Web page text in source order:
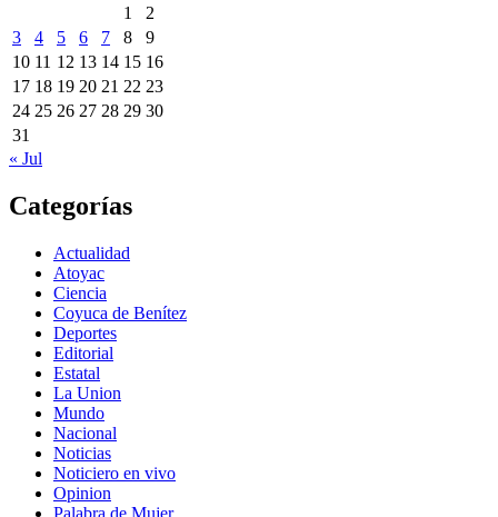
1
2
3
4 5 6 7 8
9
10 11 12 13 14 15 16
17 18 19 20 21 22 23
24 25 26 27 28 29 30
31
« Jul
Categorías
Actualidad
Atoyac
Ciencia
Coyuca de Benítez
Deportes
Editorial
Estatal
La Union
Mundo
Nacional
Noticias
Noticiero en vivo
Opinion
Palabra de Mujer